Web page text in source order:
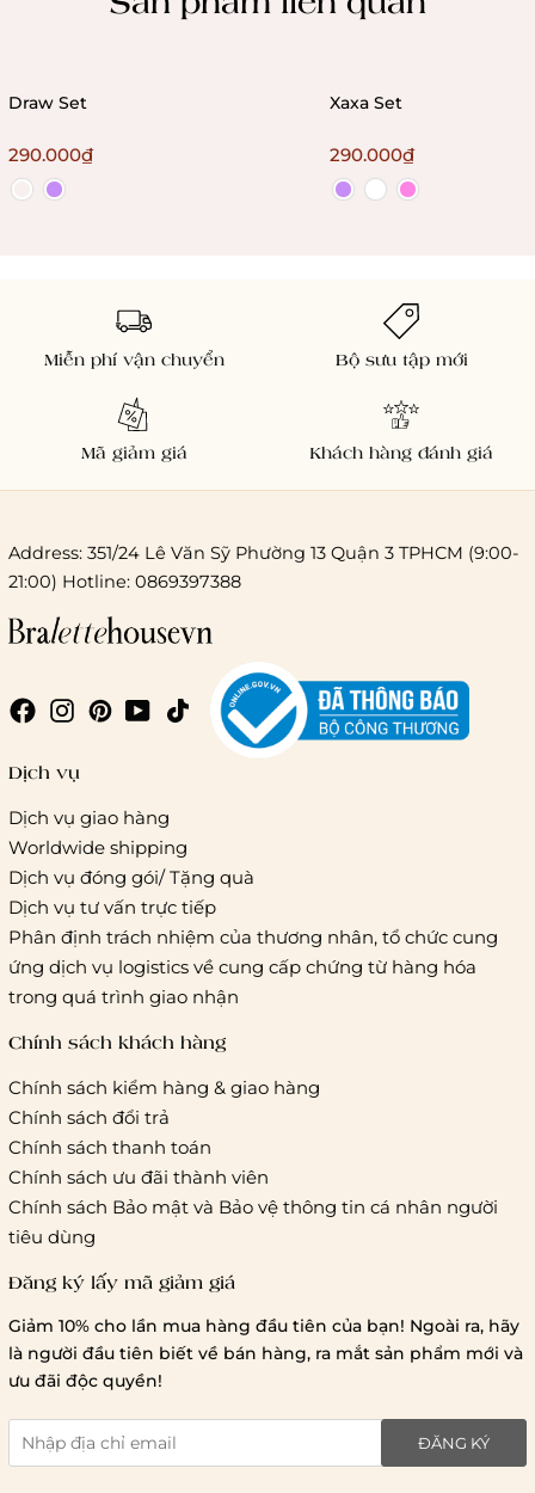
Chi phí giao hàng
Giao hàng trong ngày (hoả tốc)
Giao hàng tiêu chuẩn:
Hồ Chí Minh:
Áp dụng theo bảng giá cước của ĐVVC
Vietelpost/ Giaohangtietkiem và 1 số đối tác vận chuyển
Hà Nội và các tỉnh thành khác:
Áp dụng theo bảng giá
cước của ĐVVC Vietelpost/ Giaohangtietkiem... và 1 số đối
tác vận chuyển khác
Thời gian giao hàng
Hồ Chí Minh:
Hà Nội và các tỉnh thành khá
Lưu ý chung về chính sách vận chuyển
1 triệu đồng
giao hàng trong ngày
giao hàng tiêu chuẩn
miễn phí ship
toàn quốc.
Draw Set
290.000₫
Xaxa Set
290.000₫
Miễn phí vận chuyển Bộ sưu tập mới
Mã giảm giá Khách hàng đánh giá
Address: 351/24 Lê Văn Sỹ Phường 13 Quận 3 TPHCM (9:00-
21:00) Hotline: 0869397388
Dịch vụ
Dịch vụ giao hàng
Worldwide shipping
Dịch vụ đóng gói/ Tặng quà
Dịch vụ tư vấn trực tiếp
Phân định trách nhiệm của thương nhân, tổ chức cung
ứng dịch vụ logistics về cung cấp chứng từ hàng hóa
trong quá trình giao nhận
Chính sách khách hàng
Chính sách kiểm hàng & giao hàng
Chính sách đổi trả
Chính sách thanh toán
Chính sách ưu đãi thành viên
Chính sách Bảo mật và Bảo vệ thông tin cá nhân người
tiêu dùng
Đăng ký lấy mã giảm giá
Giảm 10% cho lần mua hàng đầu tiên của bạn! Ngoài ra, hãy
là người đầu tiên biết về bán hàng, ra mắt sản phẩm mới và
ưu đãi độc quyền!
ĐĂNG KÝ